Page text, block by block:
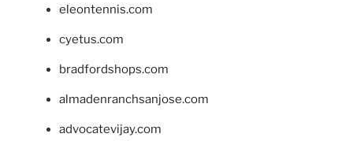
eleontennis.com
cyetus.com
bradfordshops.com
almadenranchsanjose.com
advocatevijay.com